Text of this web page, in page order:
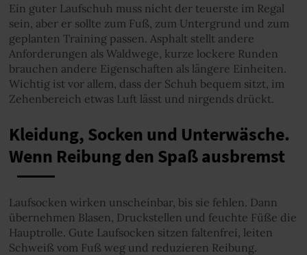
Ein guter Laufschuh muss nicht der teuerste im Regal
sein, aber er sollte zum Fuß, zum Untergrund und zum
geplanten Training passen. Asphalt stellt andere
Anforderungen als Waldwege, kurze lockere Runden
brauchen andere Eigenschaften als längere Einheiten.
Wichtig ist vor allem, dass der Schuh bequem sitzt, im
Zehenbereich etwas Luft lässt und nirgends drückt.
Kleidung, Socken und Unterwäsche.
Wenn Reibung den Spaß ausbremst
Laufsocken wirken unscheinbar, bis sie fehlen. Dann
übernehmen Blasen, Druckstellen und feuchte Füße die
Hauptrolle. Gute Laufsocken sitzen faltenfrei, leiten
Schweiß vom Fuß weg und reduzieren Reibung.